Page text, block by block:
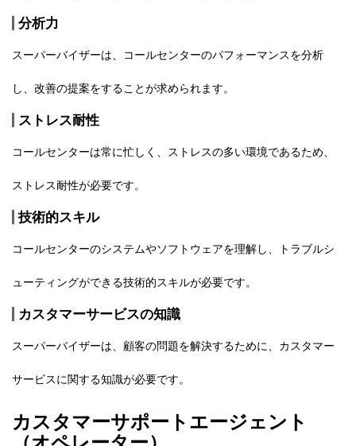
分析力
スーパーバイザーは、コールセンターのパフォーマンスを分析
し、改善の提案をすることが求められます。
ストレス耐性
コールセンターは常に忙しく、ストレスの多い環境であるため、
ストレス耐性が必要です。
技術的スキル
コールセンターのシステムやソフトウェアを理解し、トラブルシ
ューティングができる技術的スキルが必要です。
カスタマーサービスの知識
スーパーバイザーは、顧客の問題を解決するために、カスタマー
サービスに関する知識が必要です。
カスタマーサポートエージェント